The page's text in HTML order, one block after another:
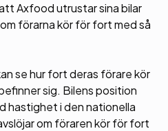
Axfood utrustar sina bilar
förarna kör för fort med så
se hur fort deras förare kör
sig. Bilens position
hastighet i den nationella
om föraren kör för fort